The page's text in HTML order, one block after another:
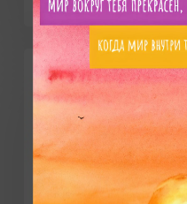
Кто
меня
услышит?